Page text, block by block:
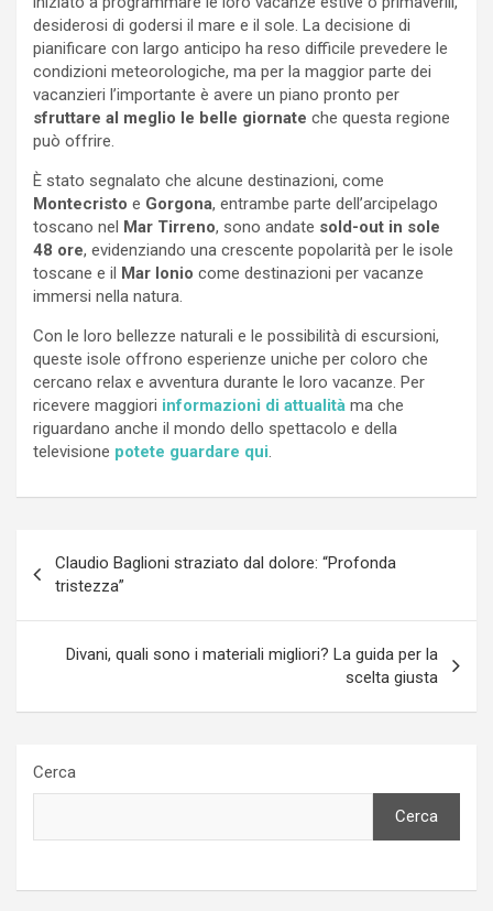
desiderosi di godersi il mare e il sole. La decisione di
pianificare con largo anticipo ha reso difficile prevedere le
condizioni meteorologiche, ma per la maggior parte dei
vacanzieri l’importante è avere un piano pronto per
sfruttare al meglio le belle giornate che questa regione
può offrire.
È stato segnalato che alcune destinazioni, come
Montecristo e Gorgona, entrambe parte dell’arcipelago
toscano nel Mar Tirreno, sono andate sold-out in sole
48 ore, evidenziando una crescente popolarità per le isole
toscane e il Mar Ionio come destinazioni per vacanze
immersi nella natura.
Con le loro bellezze naturali e le possibilità di escursioni,
queste isole offrono esperienze uniche per coloro che
cercano relax e avventura durante le loro vacanze. Per
ricevere maggiori informazioni di attualità ma che
riguardano anche il mondo dello spettacolo e della
televisione potete guardare qui.
articoli
Claudio Baglioni straziato dal dolore: “Profonda
tristezza”
Divani, quali sono i materiali migliori? La guida per la
scelta giusta
Cerca
Cerca